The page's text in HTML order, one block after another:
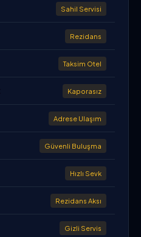
Sahil Servisi
Rezidans
Taksim Otel
Kaporasız
Adrese Ulaşım
Güvenli Buluşma
Hızlı Sevk
Rezidans Aksı
Gizli Servis